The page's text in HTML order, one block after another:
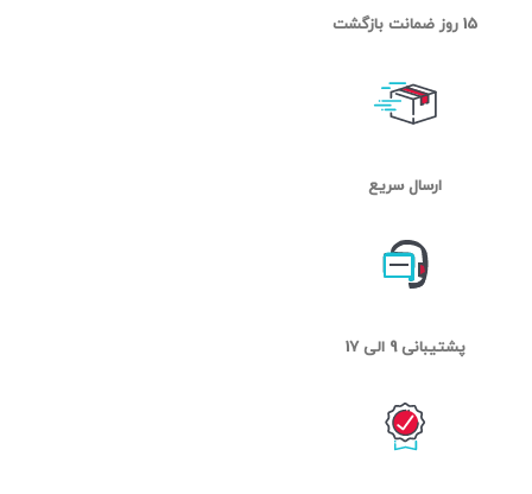
15 روز ضمانت بازگشت
ارسال سریع
پشتیبانی 9 الی 17